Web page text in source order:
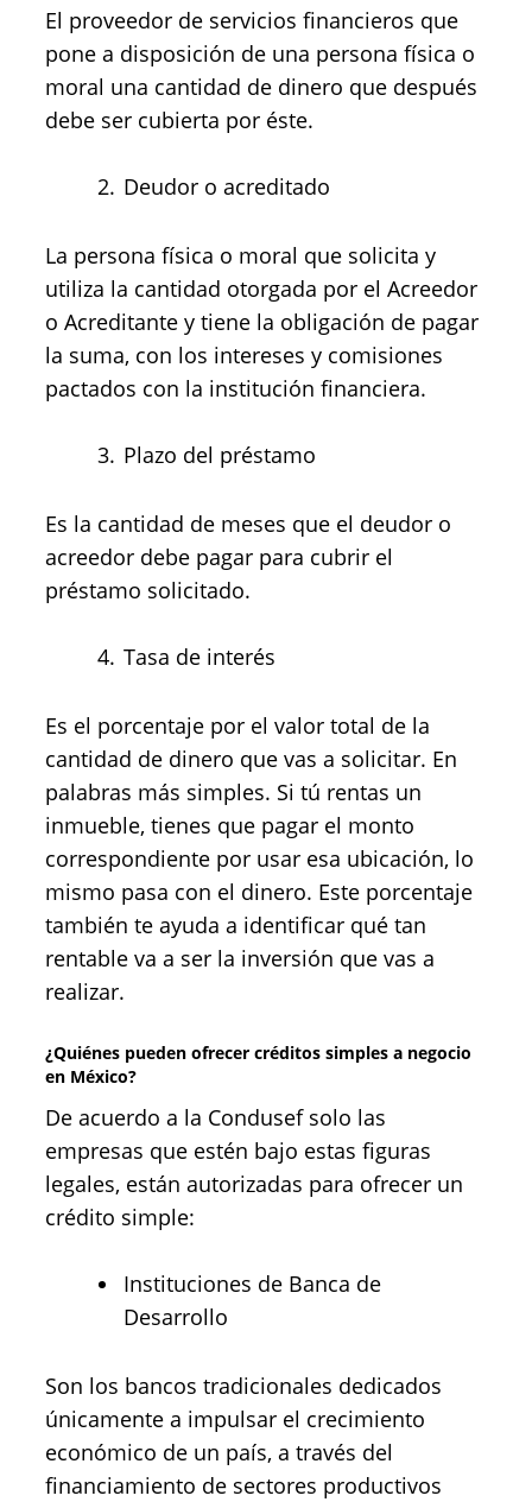
El proveedor de servicios financieros que
pone a disposición de una persona física o
moral una cantidad de dinero que después
debe ser cubierta por éste.
Deudor o acreditado
La persona física o moral que solicita y
utiliza la cantidad otorgada por el Acreedor
o Acreditante y tiene la obligación de pagar
la suma, con los intereses y comisiones
pactados con la institución financiera.
Plazo del préstamo
Es la cantidad de meses que el deudor o
acreedor debe pagar para cubrir el
préstamo solicitado.
Tasa de interés
Es el porcentaje por el valor total de la
cantidad de dinero que vas a solicitar. En
palabras más simples. Si tú rentas un
inmueble, tienes que pagar el monto
correspondiente por usar esa ubicación, lo
mismo pasa con el dinero. Este porcentaje
también te ayuda a identificar qué tan
rentable va a ser la inversión que vas a
realizar.
¿Quiénes pueden ofrecer créditos simples a negocio
en México?
De acuerdo a la Condusef solo las
empresas que estén bajo estas figuras
legales, están autorizadas para ofrecer un
crédito simple:
Instituciones de Banca de
Desarrollo
Son los bancos tradicionales dedicados
únicamente a impulsar el crecimiento
económico de un país, a través del
financiamiento de sectores productivos